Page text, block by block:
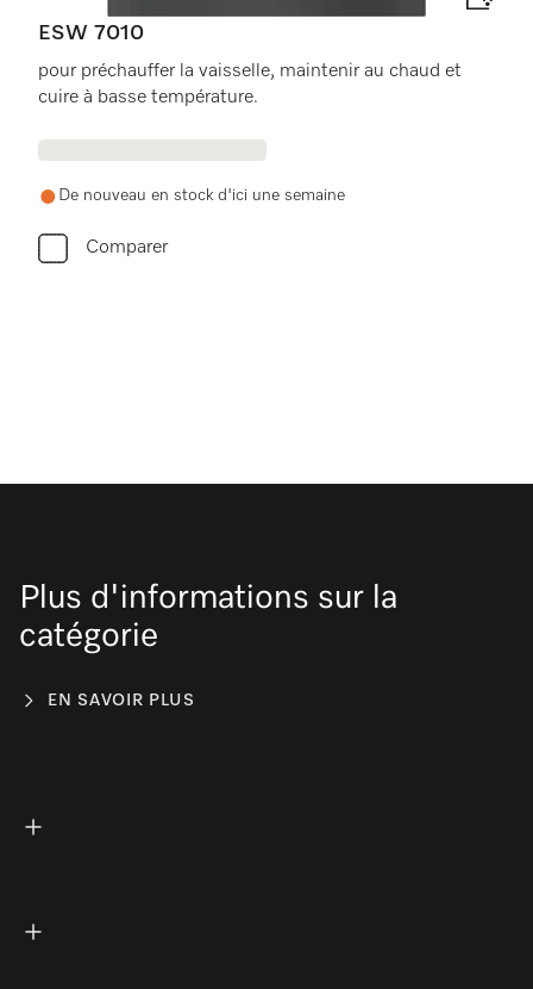
ESW 7010
pour préchauffer la vaisselle, maintenir au chaud et
cuire à basse température.
De nouveau en stock d'ici une semaine
Comparer
Plus d'informations sur la
catégorie
EN SAVOIR PLUS